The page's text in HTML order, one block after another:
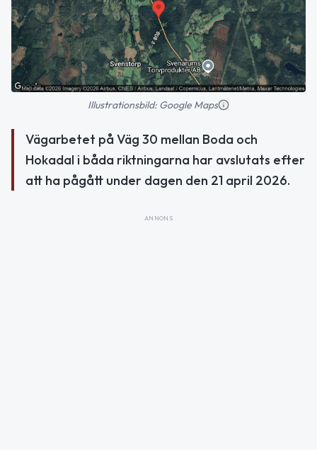
Illustrationsbild: Google Maps
Vägarbetet på Väg 30 mellan Boda och
Hokadal i båda riktningarna har avslutats efter
att ha pågått under dagen den 21 april 2026.
ANNONS